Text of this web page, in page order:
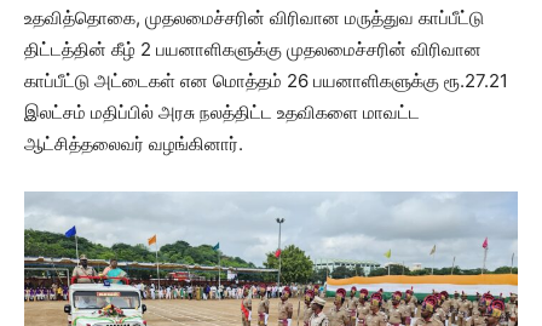
உதவித்தொகை, முதலமைச்சரின் விரிவான மருத்துவ காப்பீட்டு
திட்டத்தின் கீழ் 2 பயனாளிகளுக்கு முதலமைச்சரின் விரிவான
காப்பீட்டு அட்டைகள் என மொத்தம் 26 பயனாளிகளுக்கு ரூ.27.21
இலட்சம் மதிப்பில் அரசு நலத்திட்ட உதவிகளை மாவட்ட
ஆட்சித்தலைவர் வழங்கினார்.